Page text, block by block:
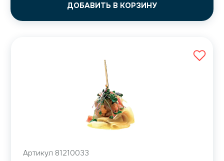
ДОБАВИТЬ В КОРЗИНУ
Артикул 81210033